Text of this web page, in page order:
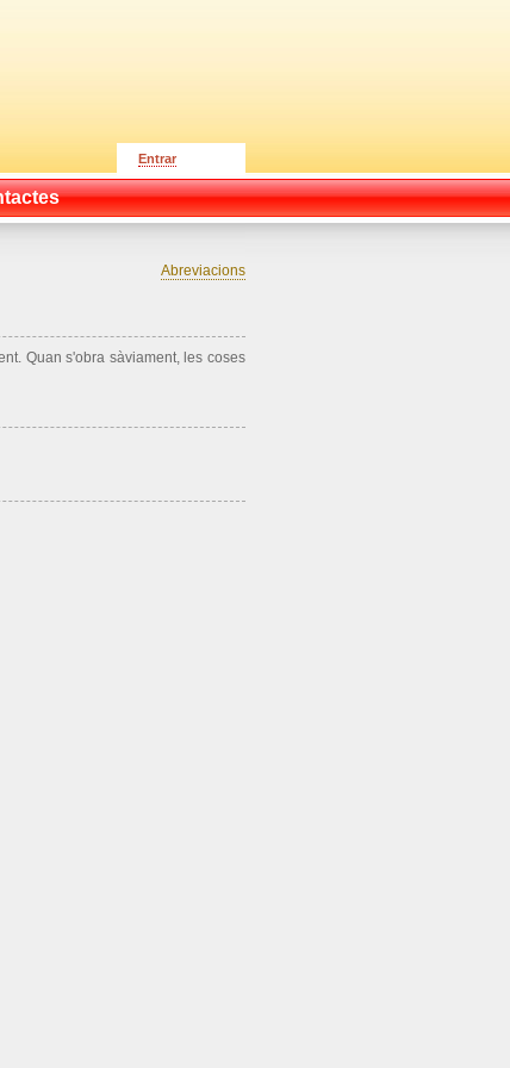
Entrar
Abreviacions
Quan s'obra sàviament, les coses